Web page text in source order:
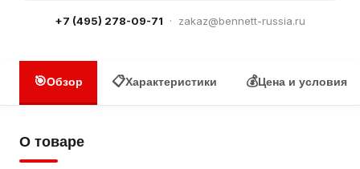
+7 (495) 278-09-71 · zakaz@bennett-russia.ru
🎯Обзор 📋Характеристики 💰Цена и условия
О товаре